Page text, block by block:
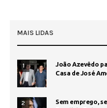
MAIS LIDAS
1
João Azevêdo
Casa de José
2
Sem emprego,